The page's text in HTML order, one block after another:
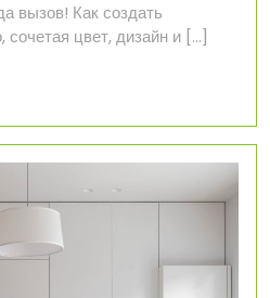
и
дизайн
вызов! Как создать
сочетая цвет, дизайн и [...]